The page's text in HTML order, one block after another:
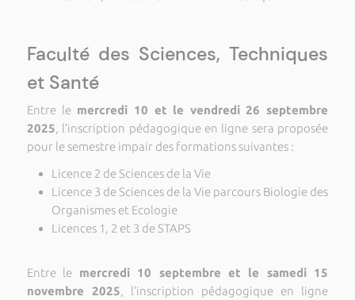
Faculté des Sciences, Techniques
et Santé
Entre lemercredi 10 et le vendredi 26 septembre
2025, l’inscription pédagogique en ligne sera proposée
pour le semestre impair des formations suivantes :
Licence 2 de Sciences de la Vie
Licence 3 de Sciences de la Vie parcours Biologie des
Organismes et Ecologie
Licences 1, 2 et 3 de STAPS
Entre le mercredi 10 septembre et le samedi 15
novembre 2025, l’inscription pédagogique en ligne